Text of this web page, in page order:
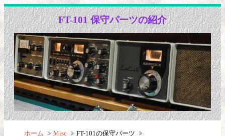
FT-101 保守パーツの紹介
ホーム Misc FT-101の保守パーツ